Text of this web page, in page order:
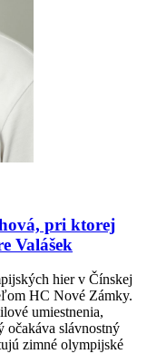
pri ktorej
Valášek
hier v Čínskej
HC Nové Zámky.
umiestnenia,
očakáva slávnostný
zimné olympijské